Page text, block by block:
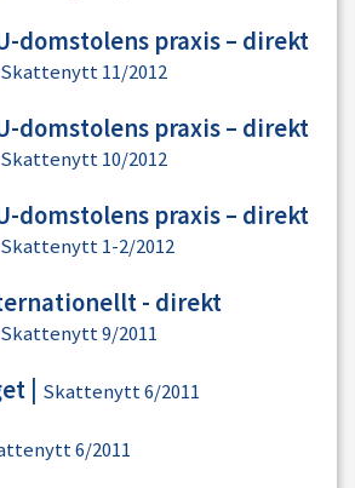
domstolens praxis – direkt
Skattenytt 11/2012
domstolens praxis – direkt
Skattenytt 10/2012
domstolens praxis – direkt
Skattenytt 1-2/2012
- direkt
Skattenytt 9/2011
Skattenytt 6/2011
6/2011